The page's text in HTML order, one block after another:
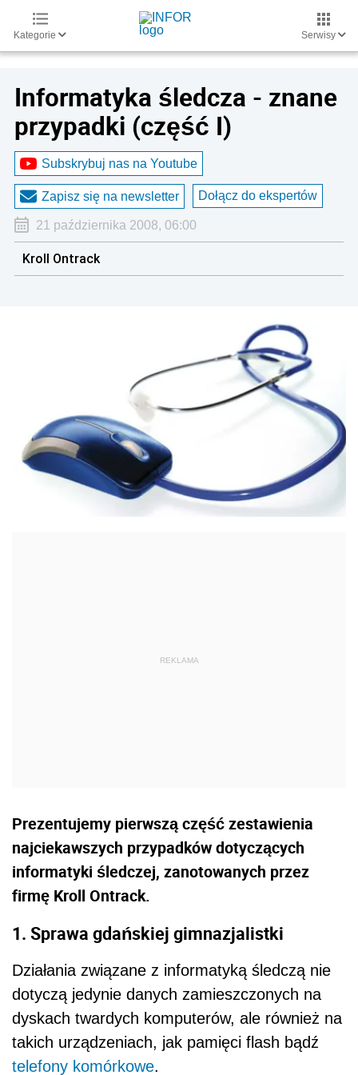
Kategorie Serwisy
Informatyka śledcza - znane
przypadki (część I)
Subskrybuj nas na Youtube
Zapisz się na newsletter Dołącz do ekspertów
21 października 2008, 06:00
Kroll Ontrack
Prezentujemy pierwszą część zestawienia
najciekawszych przypadków dotyczących
informatyki śledczej, zanotowanych przez
firmę Kroll Ontrack.
1. Sprawa gdańskiej gimnazjalistki
Działania związane z informatyką śledczą nie
dotyczą jedynie danych zamieszczonych na
dyskach twardych komputerów, ale również na
takich urządzeniach, jak pamięci flash bądź
telefony komórkowe.